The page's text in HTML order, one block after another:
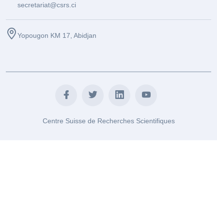
secretariat@csrs.ci
Yopougon KM 17, Abidjan
Centre Suisse de Recherches Scientifiques